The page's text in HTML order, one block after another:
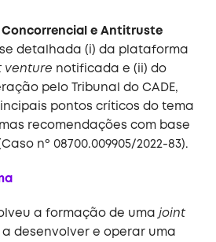
Concorrencial e Antitruste
detalhada (i) da plataforma
venture notificada e (ii) do
pelo Tribunal do CADE,
pontos críticos do tema
recomendações com base
nº 08700.009905/2022-83).
a formação de uma joint
desenvolver e operar uma